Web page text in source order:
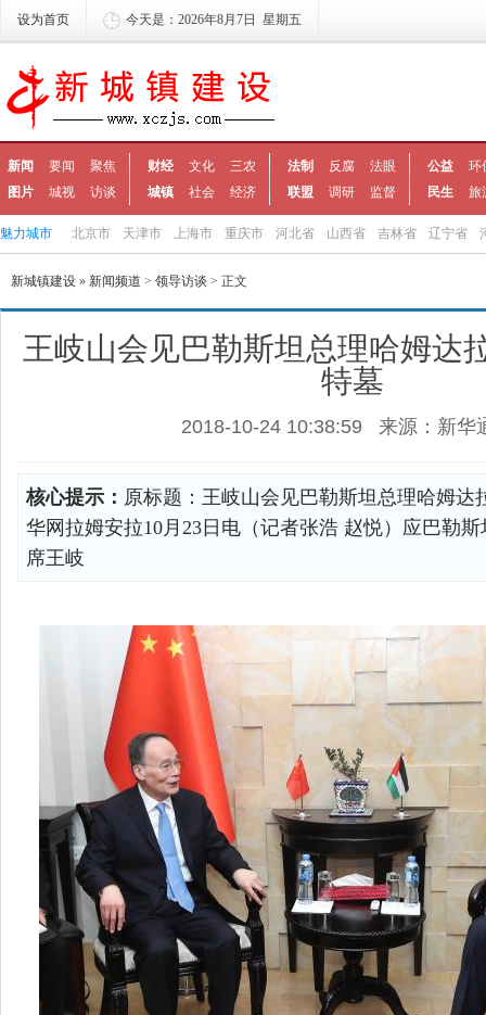
设为首页 今天是：2026年8月7日 星期五
新闻 要闻
聚焦
图片
城视 访谈
财经 文化
三农
城镇
社会 经济
法制 反腐
法眼
联盟
调研 监督
公益
环
民生
旅
魅力城市 北京市 天津市 上海市 重庆市 河北省 山西省 吉林省 辽宁省
新城镇建设 » 新闻频道 > 领导访谈 > 正文
王岐山会见巴勒斯坦总理哈姆达
特墓
2018-10-24 10:38:59 来源：新华
核心提示： 原标题：王岐山会见巴勒斯坦总理哈姆达
华网拉姆安拉10月23日电（记者张浩 赵悦）应巴勒
席王岐